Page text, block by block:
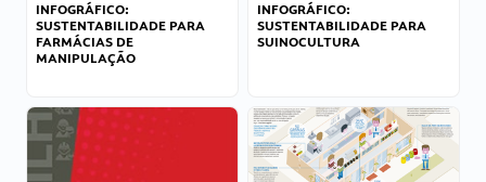
INFOGRÁFICO:
SUSTENTABILIDADE PARA
FARMÁCIAS DE
MANIPULAÇÃO
INFOGRÁFICO:
SUSTENTABILIDADE PARA
SUINOCULTURA